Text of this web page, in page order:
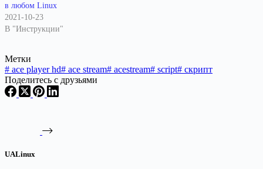
в любом Linux
2021-10-23
В "Инструкции"
Метки
# ace player hd# ace stream# acestream# script# скрипт
Поделитесь с друзьями
UALinux